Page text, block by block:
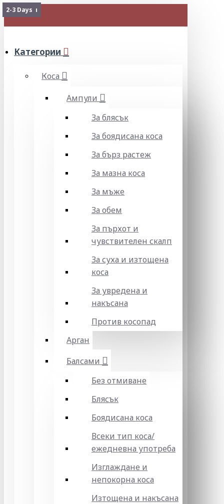
МЕНЮ
Категории
Коса
Ампули
За блясък
За боядисана коса
За бърз растеж
За мазна коса
За мъже
За обем
За пърхот и
чувствителен скалп
За суха и изтощена
коса
За увредена и
накъсана
Против косопад
Арган
Балсами
Без отмиване
Блясък
Боядисана коса
Всеки тип коса/
ежедневна употреба
Изглаждане и
непокорна коса
Изтощена и накъсана
2-3 Days
2-3 Days
Изчерпан
2-3 Days
2-3 Days